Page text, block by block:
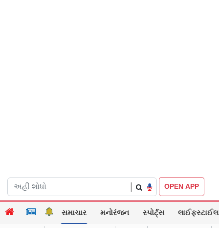
OPEN APP
સમાચાર મનોરંજન સ્પોર્ટ્સ લાઈફસ્ટાઈલ